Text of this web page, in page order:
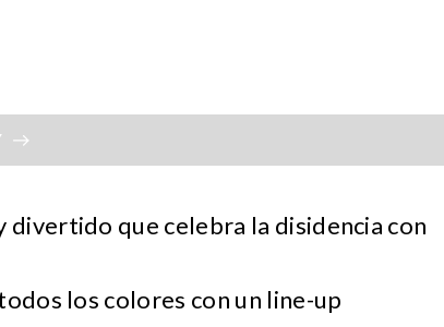
que celebra la disidencia con
los colores con un line-up